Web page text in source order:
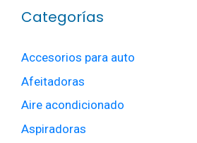
Categorías
Accesorios para auto
Afeitadoras
Aire acondicionado
Aspiradoras